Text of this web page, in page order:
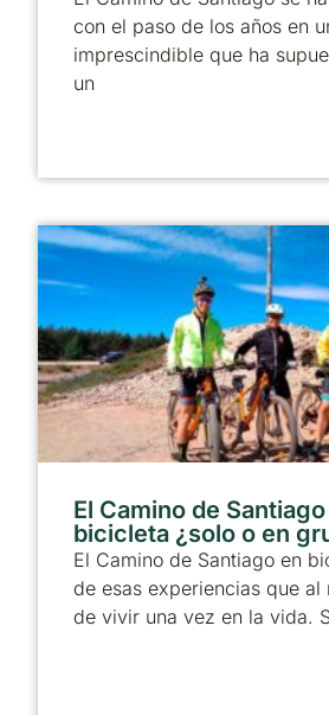
con el paso de los años en
imprescindible que ha
un
El Camino de
bicicleta ¿solo o en
El Camino de Santiago en
de esas experiencias que al
de vivir una vez en la vida.